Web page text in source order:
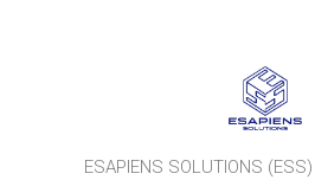
ESAPIENS SOLUTIONS